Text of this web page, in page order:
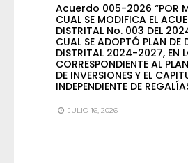
Acuerdo 005-2026 “POR
CUAL SE MODIFICA EL
DISTRITAL No. 003 DEL
CUAL SE ADOPTÓ PLAN DE
DISTRITAL 2024-2027, EN
CORRESPONDIENTE AL
DE INVERSIONES Y EL
INDEPENDIENTE DE
JULIO 16, 2026